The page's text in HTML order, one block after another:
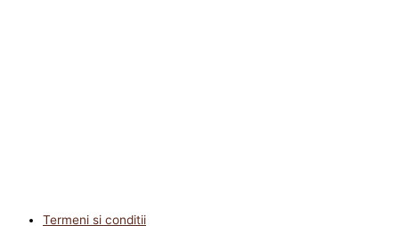
Termeni si conditii